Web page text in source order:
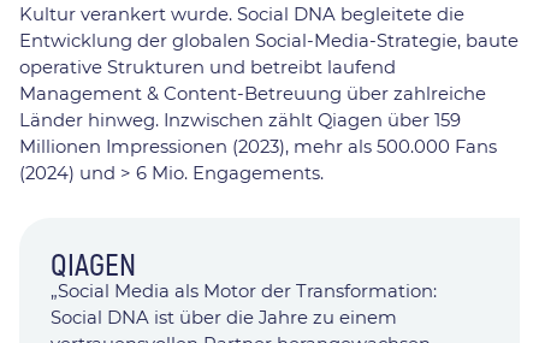
Kultur verankert wurde. Social DNA begleitete die
Entwicklung der globalen Social-Media-Strategie, baute
operative Strukturen und betreibt laufend
Management & Content-Betreuung über zahlreiche
Länder hinweg. Inzwischen zählt Qiagen über 159
Millionen Impressionen (2023), mehr als 500.000 Fans
(2024) und > 6 Mio. Engagements.
QIAGEN
„Social Media als Motor der Transformation:
Social DNA ist über die Jahre zu einem